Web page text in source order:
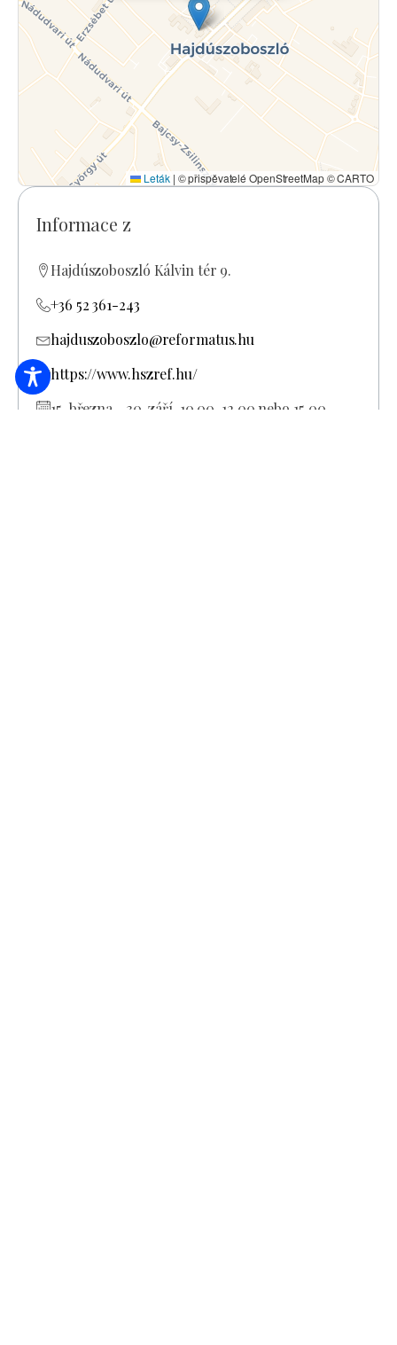
Leták | © přispěvatelé OpenStreetMap © CARTO
Informace z
Hajdúszoboszló Kálvin tér 9.
+36 52 361-243
hajduszoboszlo@reformatus.hu
https://www.hszref.hu/
15. března - 30. září. 10.00-12.00 nebo 15.00-